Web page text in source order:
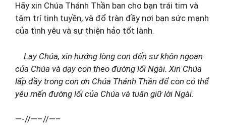
Hãy xin Chúa Thánh Thần ban cho bạn trái tim và
tâm trí tinh tuyền, và đổ tràn đầy nơi bạn sức mạnh
của tình yêu và sự thiện hảo tốt lành.
Lạy Chúa, xin hướng lòng con đến sự khôn ngoan
của Chúa và dạy con theo đường lối Ngài. Xin Chúa
lấp đầy trong con ơn Chúa Thánh Thần để con có thể
yêu mến đường lối của Chúa và tuân giữ lời Ngài.
—-//—–//—–